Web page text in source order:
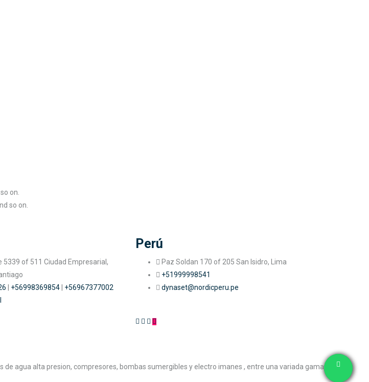
on.
so on.
5339 of 511 Ciudad Empresarial,
| +56998369854| +56967377002
Perú
Paz Soldan 170 of 205 San Isidro, Lima
+51999998541
dynaset@nordicperu.pe
agua alta presion, compresores, bombas sumergibles y electro imanes , entre una variada gama de